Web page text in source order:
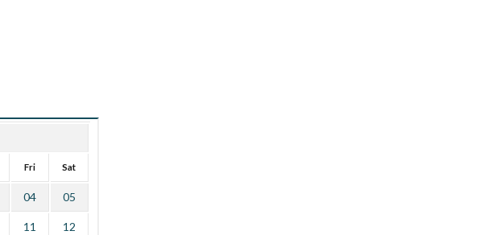
Fri Sat
04 05
11 12